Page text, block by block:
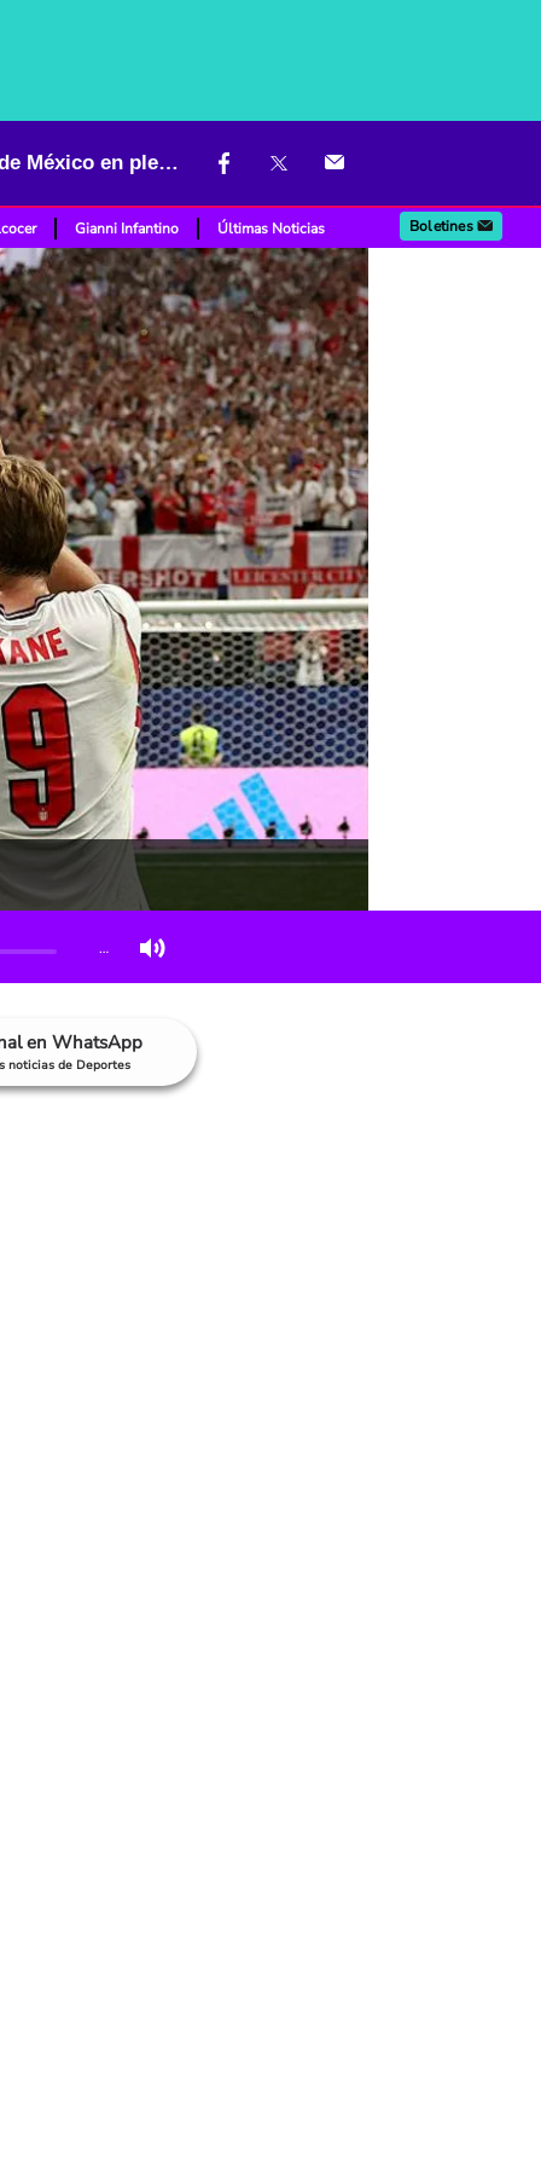
Reino Unido advirtió a sus ciudadanos sobre viajes a varias zonas de México en pleno Mundial 2026
Gianni Infantino Últimas Noticias Boletines
…
en WhatsApp
noticias de Deportes